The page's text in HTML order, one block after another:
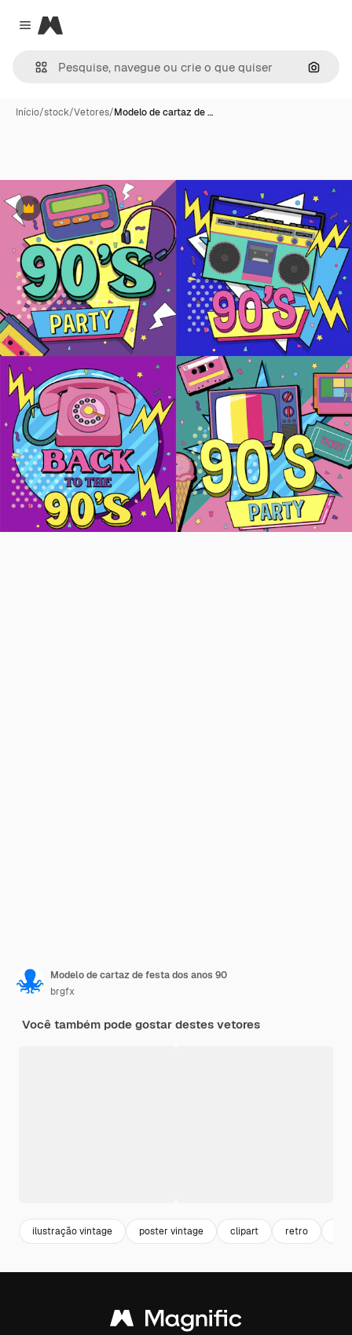
Close menu
Magnific
Início/stock/Vetores/Modelo de cartaz de …
Premium
Modelo de cartaz de festa dos anos 90
brgfx
Você também pode gostar destes vetores
ilustração vintage poster vintage clipart retro